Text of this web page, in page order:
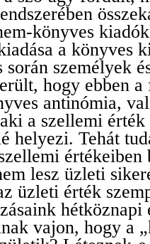
könyves
a könyves
során személyek
hogy ebben a
antinómia,
a szellemi
helyezi. Tehát
értékeiben
lesz üzleti
üzleti érték
hétköznapi
vajon, hogy a